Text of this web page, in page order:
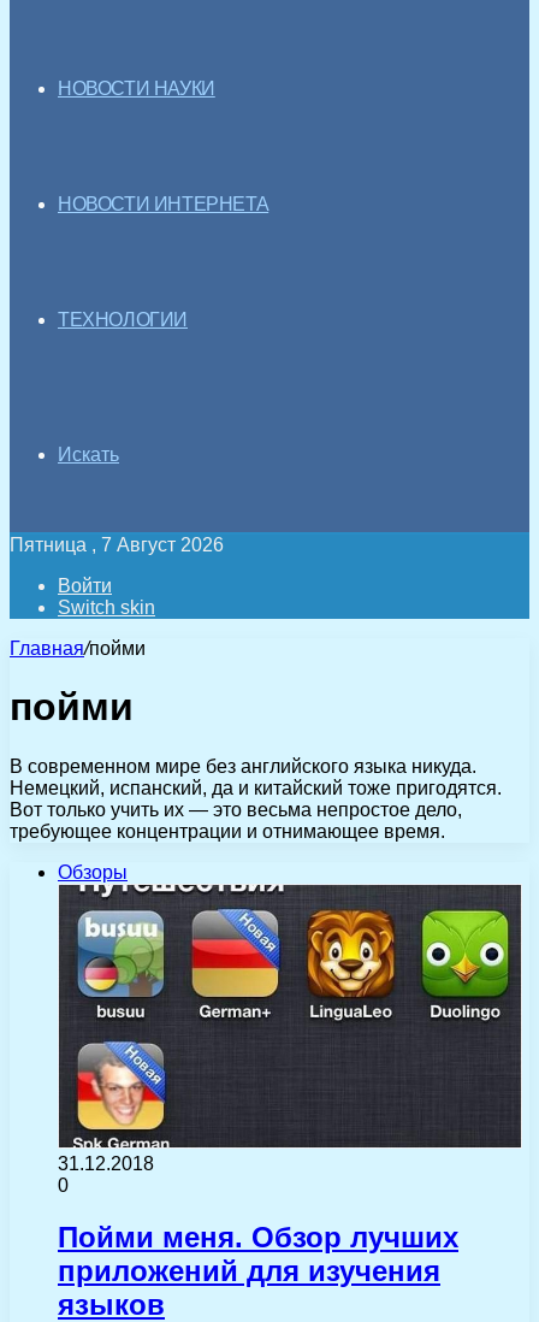
НОВОСТИ НАУКИ
НОВОСТИ ИНТЕРНЕТА
ТЕХНОЛОГИИ
Искать
Пятница , 7 Август 2026
Войти
Switch skin
Главная/пойми
пойми
В современном мире без английского языка никуда.
Немецкий, испанский, да и китайский тоже пригодятся.
Вот только учить их — это весьма непростое дело,
требующее концентрации и отнимающее время.
Обзоры
31.12.2018
0
Пойми меня. Обзор лучших
приложений для изучения
языков